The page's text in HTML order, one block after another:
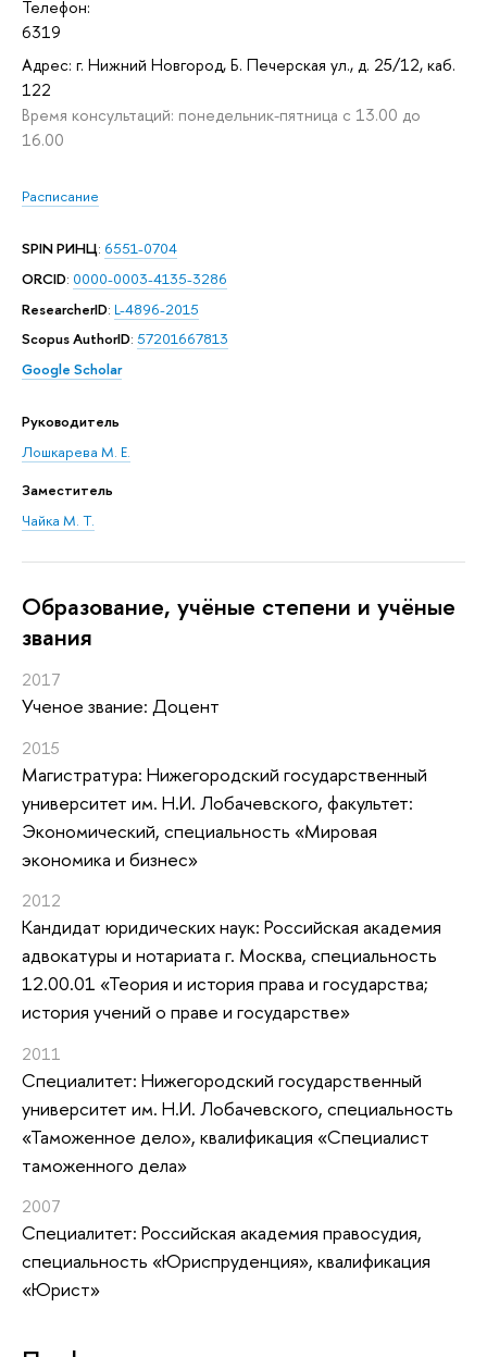
Телефон:
6319
Адрес: г. Нижний Новгород, Б. Печерская ул., д. 25/12, каб.
122
Время консультаций: понедельник-пятница с 13.00 до
16.00
Расписание
SPIN РИНЦ: 6551-0704
ORCID: 0000-0003-4135-3286
ResearcherID: L-4896-2015
Scopus AuthorID: 57201667813
Google Scholar
Руководитель
Лошкарева М. Е.
Заместитель
Чайка М. Т.
Oбразование, учёные степени и учёные
звания
2017
Ученое звание: Доцент
2015
Магистратура: Нижегородский государственный
университет им. Н.И. Лобачевского, факультет:
Экономический, специальность «Мировая
экономика и бизнес»
2012
Кандидат юридических наук: Российская академия
адвокатуры и нотариата г. Москва, специальность
12.00.01 «Теория и история права и государства;
история учений о праве и государстве»
2011
Специалитет: Нижегородский государственный
университет им. Н.И. Лобачевского, специальность
«Таможенное дело», квалификация «Специалист
таможенного дела»
2007
Специалитет: Российская академия правосудия,
специальность «Юриспруденция», квалификация
«Юрист»